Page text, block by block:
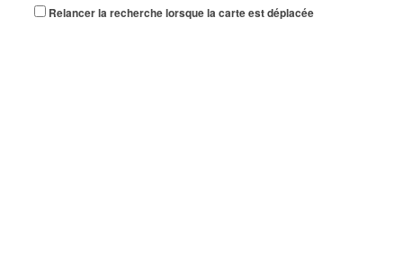
Relancer la recherche lorsque la carte est déplacée